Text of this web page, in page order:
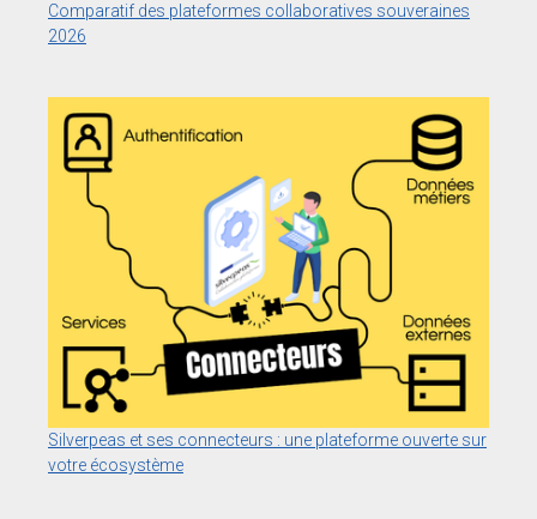
Comparatif des plateformes collaboratives souveraines
2026
Silverpeas et ses connecteurs : une plateforme ouverte sur
votre écosystème